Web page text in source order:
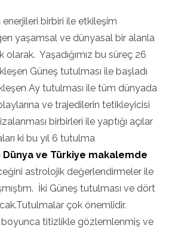
birbiri ile etkileşim
yaşamsal ve dünyasal bir alanla
olarak. Yaşadığımız bu süreç 26
Güneş tutulması ile başladı
Ay tutulması ile tüm dünyada
ve trajedilerin tetikleyicisi
birbirleri ile yaptığı açılar
ki bu yıl 6 tutulma
Dünya ve Türkiye makalemde
astrolojik değerlendirmeler ile
İki Güneş tutulması ve dört
çok önemlidir.
boyunca titizlikle gözlemlenmiş ve